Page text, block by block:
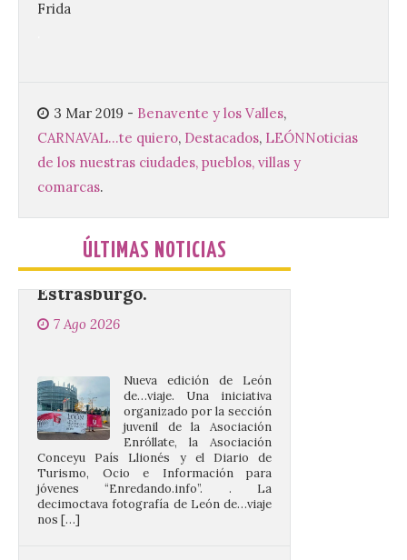
Frida
3 Mar 2019 - Benavente y los Valles,
CARNAVAL...te quiero, Destacados, LEÓNNoticias
de los nuestras ciudades, pueblos, villas y
comarcas.
ÚLTIMAS NOTICIAS
imprescindible para disfrutar de los
La decimoctava fotografía
de León de…viaje nos llega
desde la sede del
Estrasburgo.
7 Ago 2026
Nueva edición de León
Conceyu País Llionés y el Diario de
Turismo, Ocio e Información para
jóvenes “Enredando.info”. . La
decimoctava fotografía de León de…viaje
UPL insta a la Junta a